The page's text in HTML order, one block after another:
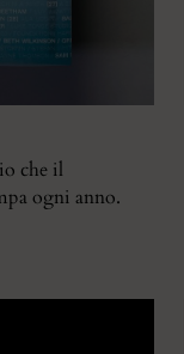
che il
ogni anno.